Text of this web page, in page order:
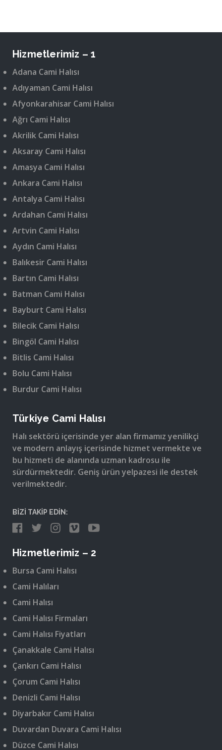
Hizmetlerimiz – 1
Adana Cami Halısı
Adıyaman Cami Halısı
Afyonkarahisar Cami Halısı
Ağrı Cami Halısı
Akrilik Cami Halısı
Aksaray Cami Halısı
Amasya Cami Halısı
Ankara Cami Halısı
Antalya Cami Halısı
Ardahan Cami Halısı
Artvin Cami Halısı
Aydın Cami Halısı
Balıkesir Cami Halısı
Bartın Cami Halısı
Batman Cami Halısı
Bayburt Cami Halısı
Bilecik Cami Halısı
Bingöl Cami Halısı
Bitlis Cami Halısı
Bolu Cami Halısı
Burdur Cami Halısı
Türkiye Cami Halısı
Halı sektörü içerisinde yer alan firmamız yenilikçi
ve modern anlayış içerisinde hizmet vermekte ve
bu hizmeti de alanında uzman kadrosu ile
sürdürmektedir. Geniş ürün yelpazesi ile destek
verilmektedir.
BİZİ TAKİP EDİN:
Hizmetlerimiz – 2
Bursa Cami Halısı
Cami Halıları
Cami Halısı
Cami Halısı Firmaları
Cami Halısı Fiyatları
Çanakkale Cami Halısı
Çankırı Cami Halısı
Çorum Cami Halısı
Denizli Cami Halısı
Diyarbakır Cami Halısı
Duvardan Duvara Cami Halısı
Düzce Cami Halısı